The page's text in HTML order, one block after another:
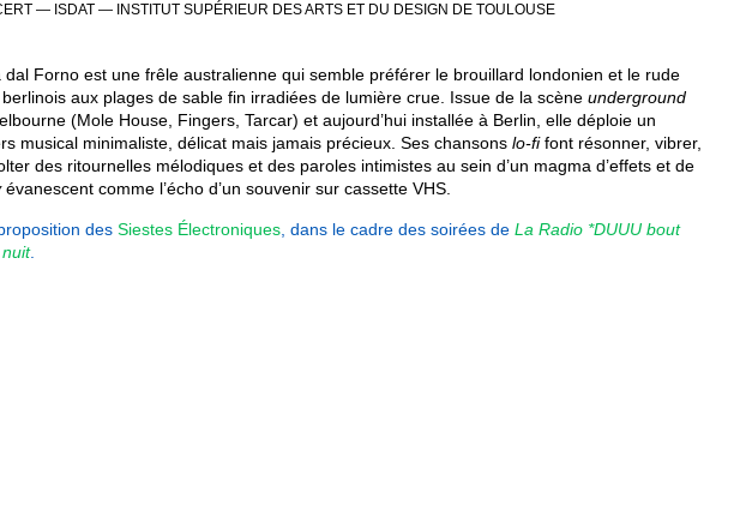
— ISDAT — INSTITUT SUPÉRIEUR DES ARTS ET DU DESIGN DE TOULOUSE
dal Forno est une frêle australienne qui semble préférer le brouillard londonien et le rude
aux plages de sable fin irradiées de lumière crue. Issue de la scène underground
(Mole House, Fingers, Tarcar) et aujourd’hui installée à Berlin, elle déploie un
musical minimaliste, délicat mais jamais précieux. Ses chansons lo-fifont résonner, vibrer,
des ritournelles mélodiques et des paroles intimistes au sein d’un magma d’effets et de
évanescent comme l’écho d’un souvenir sur cassette VHS.
des Siestes Électroniques , dans le cadre des soirées de La Radio *DUUU bout
.